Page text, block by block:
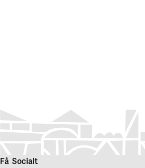
Få Socialt